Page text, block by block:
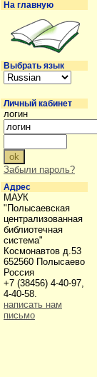
На главную
Выбрать язык
Личный кабинет
логин
Забыли пароль?
Адрес
МАУК
"Полысаевская
централизованная
библиотечная
система"
Космонавтов д.53
652560 Полысаево
Россия
+7 (38456) 4-40-97,
4-40-58.
написать нам
письмо